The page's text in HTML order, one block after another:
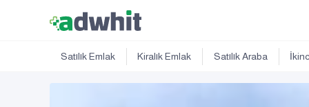
Satılık Emlak Kiralık Emlak Satılık Araba